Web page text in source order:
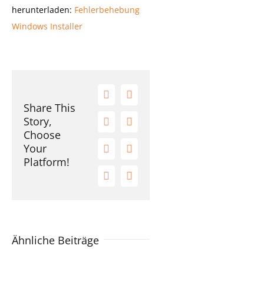
herunterladen: Fehlerbehebung
Windows Installer
Share This
Story,
Choose
Your
Platform!
Facebook
X
RedditLinkedIn
TumblrPinterest
Vk
E-
Ähnliche Beiträge